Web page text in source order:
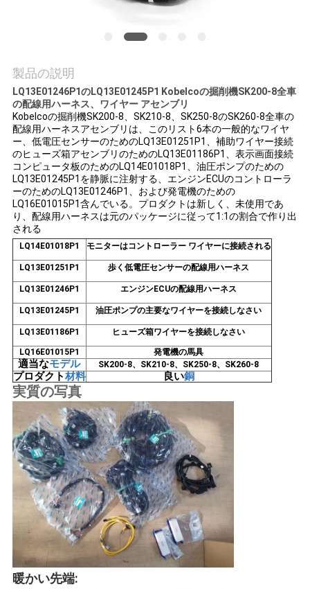
な
さ
い
ブ
ロ
グ
図
PRIVACY
POLICY
製品の説明
LQ13E01246P1のLQ13E01245P1 Kobelcoの掘削機SK200-8全車
の配線用ハーネス、ワイヤー アセンブリ
Kobelcoの掘削機SK200-8、SK210-8、SK250-8のSK260-8全車の
配線用ハーネスアセンブリは、このリスト6本の一般的なワイヤ
ー、低電圧センサーのためのLQ13E01251P1、補助ワイヤー接続
のヒューズ箱アセンブリのためのLQ13E01186P1、表示画面接続
コンピュータ板のためのLQ14E01018P1、油圧ポンプのための
LQ13E01245P1を静脈に注射する、エンジンECUのコントローラ
ーのためのLQ13E01246P1、および発電機のための
LQ16E01015P1含んでいる。 プロダクトは新しく、未使用であ
り、配線用ハーネスは元のパッケージに従って1:1の割合で作り出
される
LQ14E01018P1 モニターはコントローラー ワイヤーに接続される
LQ13E01251P1 歩く低電圧センサーの配線用ハーネス
LQ13E01246P1 エンジンECUの配線用ハーネス
LQ13E01245P1 油圧ポンプの主要なワイヤーを接続しなさい
LQ13E01186P1 ヒューズ箱ワイヤーを接続しなさい
LQ16E01015P1 発電機の馬具
適当なモデル SK200-8、SK210-8、SK250-8、SK260-8
プロダクト材料 良い銅
実質の写真
暖かい先端: